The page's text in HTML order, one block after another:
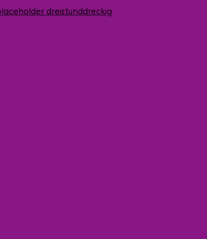
dreistunddreckig